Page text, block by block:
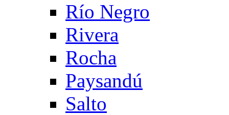
Río Negro
Rivera
Rocha
Paysandú
Salto